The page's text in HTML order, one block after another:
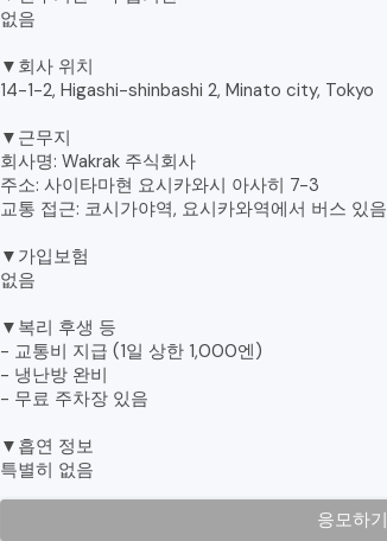
없음
▼회사 위치
14-1-2, Higashi-shinbashi 2, Minato city, Tokyo
▼근무지
회사명: Wakrak 주식회사
주소: 사이타마현 요시카와시 아사히 7-3
교통 접근: 코시가야역, 요시카와역에서 버스 있음
▼가입보험
없음
▼복리 후생 등
- 교통비 지급 (1일 상한 1,000엔)
- 냉난방 완비
- 무료 주차장 있음
▼흡연 정보
특별히 없음
응모하기